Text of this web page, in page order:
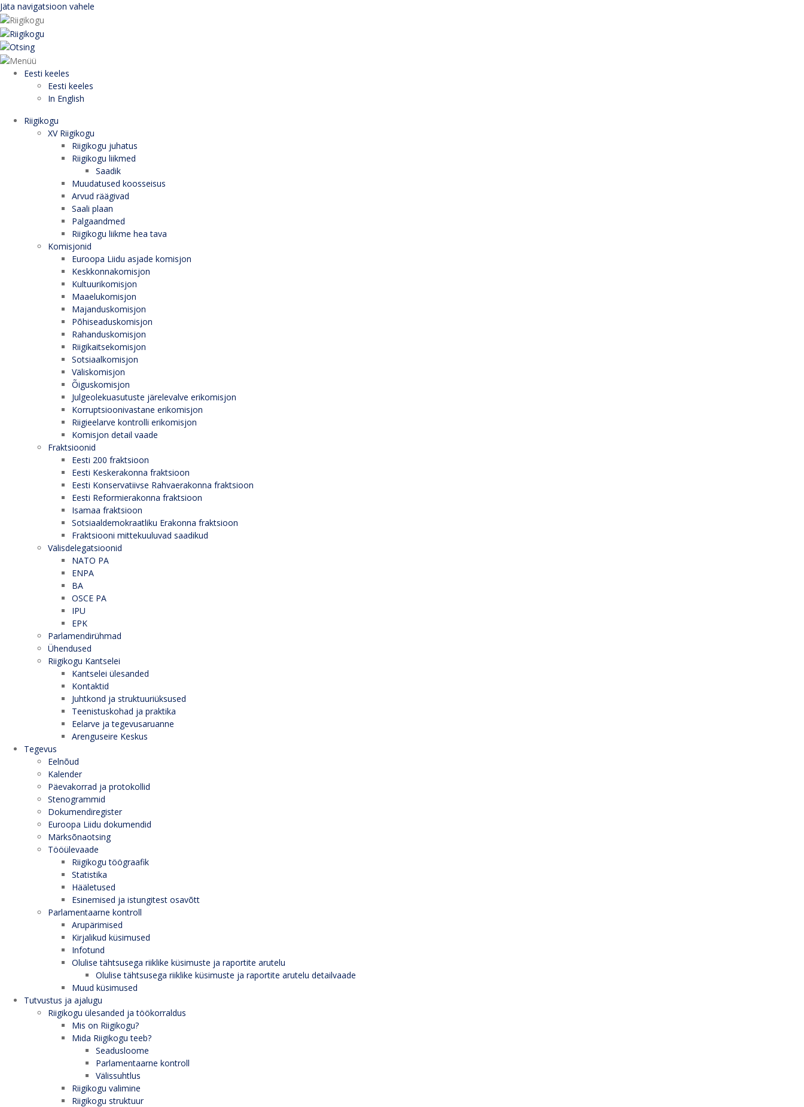
Jäta navigatsioon vahele
Eesti keeles
Eesti keeles
In English
Riigikogu
XV Riigikogu
Riigikogu juhatus
Riigikogu liikmed
Saadik
Muudatused koosseisus
Arvud räägivad
Saali plaan
Palgaandmed
Riigikogu liikme hea tava
Komisjonid
Euroopa Liidu asjade komisjon
Keskkonnakomisjon
Kultuurikomisjon
Maaelukomisjon
Majanduskomisjon
Põhiseaduskomisjon
Rahanduskomisjon
Riigikaitsekomisjon
Sotsiaalkomisjon
Väliskomisjon
Õiguskomisjon
Julgeolekuasutuste järelevalve erikomisjon
Korruptsioonivastane erikomisjon
Riigieelarve kontrolli erikomisjon
Komisjon detail vaade
Fraktsioonid
Eesti 200 fraktsioon
Eesti Keskerakonna fraktsioon
Eesti Konservatiivse Rahvaerakonna fraktsioon
Eesti Reformierakonna fraktsioon
Isamaa fraktsioon
Sotsiaaldemokraatliku Erakonna fraktsioon
Fraktsiooni mittekuuluvad saadikud
Välisdelegatsioonid
NATO PA
ENPA
BA
OSCE PA
IPU
EPK
Parlamendirühmad
Ühendused
Riigikogu Kantselei
Kantselei ülesanded
Kontaktid
Juhtkond ja struktuuriüksused
Teenistuskohad ja praktika
Eelarve ja tegevusaruanne
Arenguseire Keskus
Tegevus
Eelnõud
Kalender
Päevakorrad ja protokollid
Stenogrammid
Dokumendiregister
Euroopa Liidu dokumendid
Märksõnaotsing
Tööülevaade
Riigikogu töögraafik
Statistika
Hääletused
Esinemised ja istungitest osavõtt
Parlamentaarne kontroll
Arupärimised
Kirjalikud küsimused
Infotund
Olulise tähtsusega riiklike küsimuste ja raportite arutelu
Olulise tähtsusega riiklike küsimuste ja raportite arutelu detailvaade
Muud küsimused
Tutvustus ja ajalugu
Riigikogu ülesanded ja töökorraldus
Mis on Riigikogu?
Mida Riigikogu teeb?
Seadusloome
Parlamentaarne kontroll
Välissuhtlus
Riigikogu valimine
Riigikogu struktuur